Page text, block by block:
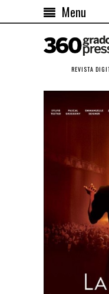
Menu
REVISTA